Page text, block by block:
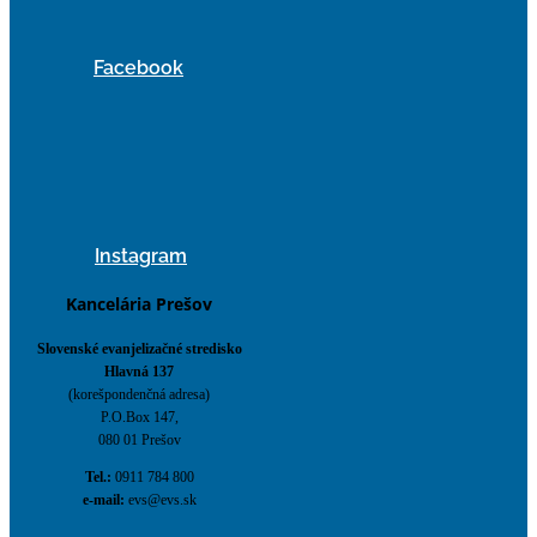
Facebook
Instagram
Kancelária Prešov
Slovenské evanjelizačné stredisko
Hlavná 137
(korešpondenčná adresa)
P.O.Box 147,
080 01 Prešov
Tel.: 0911 784 800
e-mail: evs@evs.sk